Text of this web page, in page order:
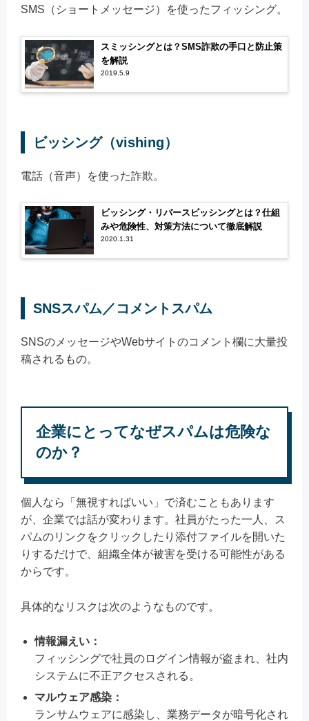
SMS（ショートメッセージ）を使ったフィッシング。
スミッシングとは？SMS詐欺の手口と防止策
を解説
2019.5.9
ビッシング（vishing）
電話（音声）を使った詐欺。
ビッシング・リバースビッシングとは？仕組
みや危険性、対策方法について徹底解説
2020.1.31
SNSスパム／コメントスパム
SNSのメッセージやWebサイトのコメント欄に大量投
稿されるもの。
企業にとってなぜスパムは危険な
のか？
個人なら「無視すればいい」で済むこともあります
が、企業では話が変わります。社員がたった一人、ス
パムのリンクをクリックしたり添付ファイルを開いた
りするだけで、組織全体が被害を受ける可能性がある
からです。
具体的なリスクは次のようなものです。
情報漏えい：
フィッシングで社員のログイン情報が盗まれ、社内
システムに不正アクセスされる。
マルウェア感染：
ランサムウェアに感染し、業務データが暗号化され